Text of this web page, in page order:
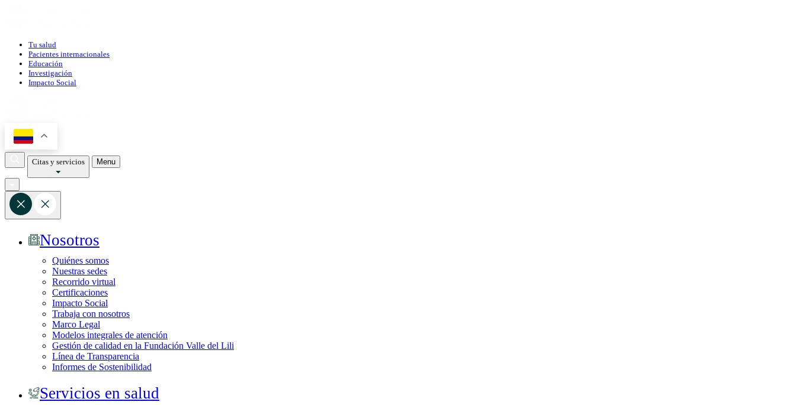
Tu salud
Pacientes internacionales
Educación
Investigación
Impacto Social
Citas y servicios Menu
Nosotros
Quiénes somos
Nuestras sedes
Recorrido virtual
Certificaciones
Impacto Social
Trabaja con nosotros
Marco Legal
Modelos integrales de atención
Gestión de calidad en la Fundación Valle del Lili
Línea de Transparencia
Informes de Sostenibilidad
Servicios en salud